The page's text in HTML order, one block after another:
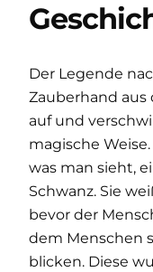
Der Legende
Zauberhand aus
auf und
magische
was man sieht,
Schwanz. Sie
bevor der
dem Menschen
blicken. Diese